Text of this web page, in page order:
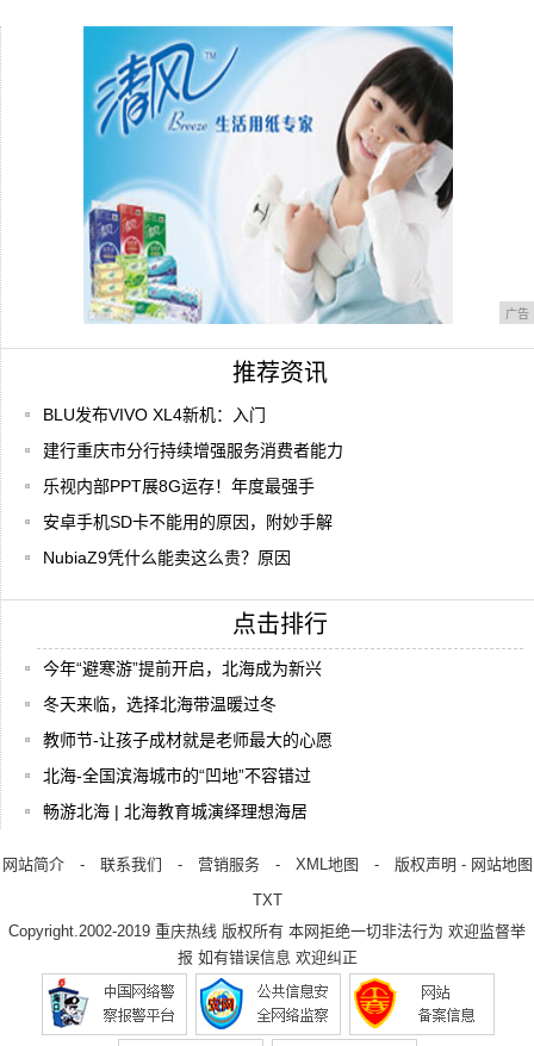
中兴发布天机Axon205G售价2198元起
广告
推荐资讯
BLU发布VIVO XL4新机：入门
建行重庆市分行持续增强服务消费者能力
乐视内部PPT展8G运存！年度最强手
安卓手机SD卡不能用的原因，附妙手解
NubiaZ9凭什么能卖这么贵？原因
点击排行
今年“避寒游”提前开启，北海成为新兴
冬天来临，选择北海带温暖过冬
教师节-让孩子成材就是老师最大的心愿
北海-全国滨海城市的“凹地”不容错过
畅游北海 | 北海教育城演绎理想海居
网站简介- 联系我们 - 营销服务- XML地图 - 版权声明 - 网站地图
TXT
Copyright.2002-2019 重庆热线 版权所有 本网拒绝一切非法行为 欢迎监督举
报 如有错误信息 欢迎纠正